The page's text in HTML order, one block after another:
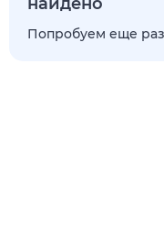
Попробуем еще